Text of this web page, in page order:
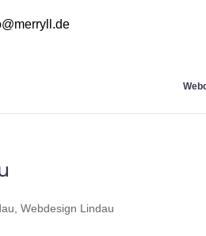
,Webdesign Lindau